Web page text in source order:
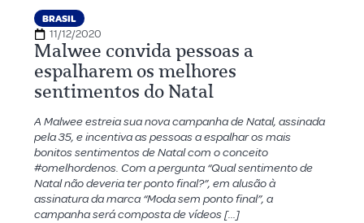
BRASIL
11/12/2020
Malwee convida pessoas a
espalharem os melhores
sentimentos do Natal
A Malwee estreia sua nova campanha de Natal, assinada
pela 35, e incentiva as pessoas a espalhar os mais
bonitos sentimentos de Natal com o conceito
#omelhordenos. Com a pergunta “Qual sentimento de
Natal não deveria ter ponto final?”, em alusão à
assinatura da marca “Moda sem ponto final”, a
campanha será composta de vídeos […]